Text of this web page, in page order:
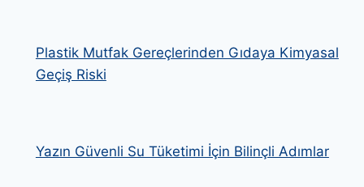
Plastik Mutfak Gereçlerinden Gıdaya Kimyasal
Geçiş Riski
Yazın Güvenli Su Tüketimi İçin Bilinçli Adımlar